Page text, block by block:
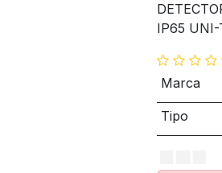
IP65 UNI-
Marca
Tipo